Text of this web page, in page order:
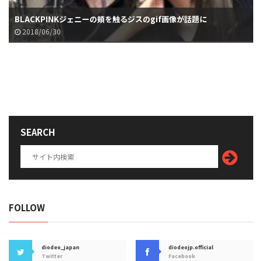
BLACKPINKジェニーの頬を触るジスのgif画像が話題に
2018/06/30
SEARCH
FOLLOW
diodeo_japan
Twitter
diodeojp.official
Facebook